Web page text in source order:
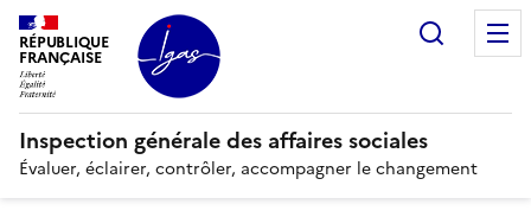
Panneau de gestion des cookies
RÉPUBLIQUE
FRANÇAISE
Inspection générale des affaires sociales
Évaluer, éclairer, contrôler, accompagner le changement